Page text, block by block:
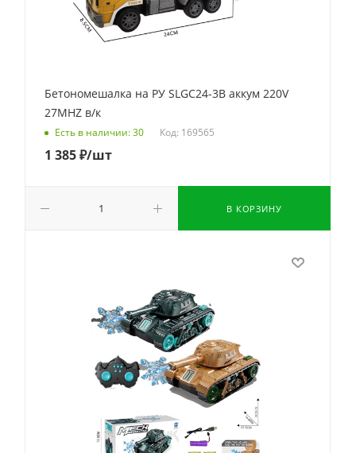
Бетономешалка на РУ SLGC24-3B аккум 220V
27MHZ в/к
Есть в наличии: 30 Код: 169565
1 385₽/шт
В КОРЗИНУ